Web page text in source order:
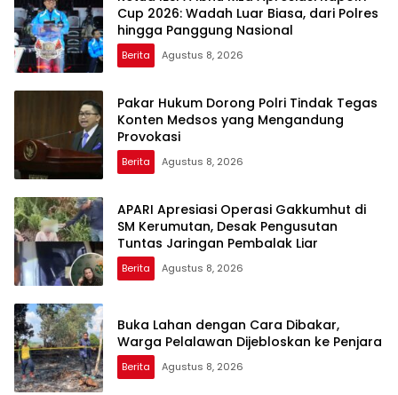
Cup 2026: Wadah Luar Biasa, dari Polres
hingga Panggung Nasional
Berita Agustus 8, 2026
Pakar Hukum Dorong Polri Tindak Tegas
Konten Medsos yang Mengandung
Provokasi
Berita Agustus 8, 2026
APARI Apresiasi Operasi Gakkumhut di
SM Kerumutan, Desak Pengusutan
Tuntas Jaringan Pembalak Liar
Berita Agustus 8, 2026
Buka Lahan dengan Cara Dibakar,
Warga Pelalawan Dijebloskan ke Penjara
Berita Agustus 8, 2026